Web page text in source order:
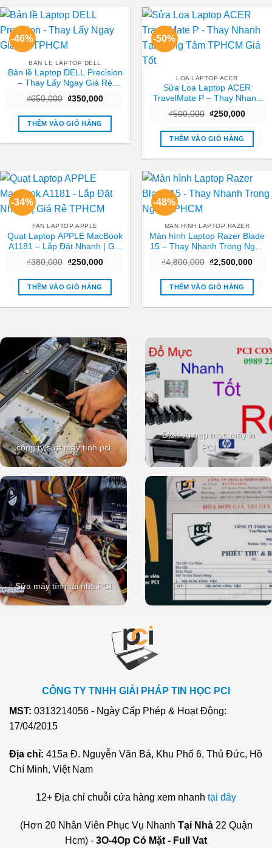
-46%
BAN LE LAPTOP DELL
Bản lề Laptop DELL Precision
– Thay Lấy Ngay Giá Rẻ
₫650,000 Giá
là:
₫650,000.
₫350,000Giá
tại
₫350,000.
THÊM VÀO GIỎ HÀNG
-50%
LOA LAPTOP ACER
Sửa Loa Laptop ACER
TravelMate P – Thay Nhanh
Tốt
₫500,000 Giá
là:
₫500,000.
₫250,000Giá
tại
THÊM VÀO GIỎ HÀNG
-34%
FAN LAPTOP APPLE
Quạt Laptop APPLE MacBook
A1181 – Lắp Đặt Nhanh | Giá
₫380,000 Giá
là:
₫380,000.
₫250,000Giá
tại
₫250,000.
THÊM VÀO GIỎ HÀNG
-48%
MAN HINH LAPTOP RAZER
Màn hình Laptop Razer Blade
15 – Thay Nhanh Trong Ngày
₫4,800,000 Giá
là:
₫4,800,000.
₫2,500,000Giá
tại
THÊM VÀO GIỎ HÀNG
công ty sửa máy tính pci
Dịch vụ nạp mực máy in
PCI
Sửa máy tính tại nhà PCI
CÔNG TY TNHH GIẢI PHÁP TIN HỌC PCI
MST: 0313214056 - Ngày Cấp Phép & Hoạt Động:
17/04/2015
Địa chỉ: 415a Đ. Nguyễn Văn Bá, Khu Phố 6, Thủ Đức, Hồ
Chí Minh, Việt Nam
12+ Địa chỉ chuỗi cửa hàng xem nhanh tại đây
(Hơn 20 Nhân Viên Phục Vụ Nhanh Tại Nhà22 Quận
Hcm) - 3O-4Op Có Mặt - Full Vat